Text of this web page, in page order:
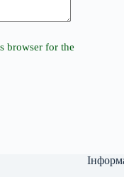
browser for the